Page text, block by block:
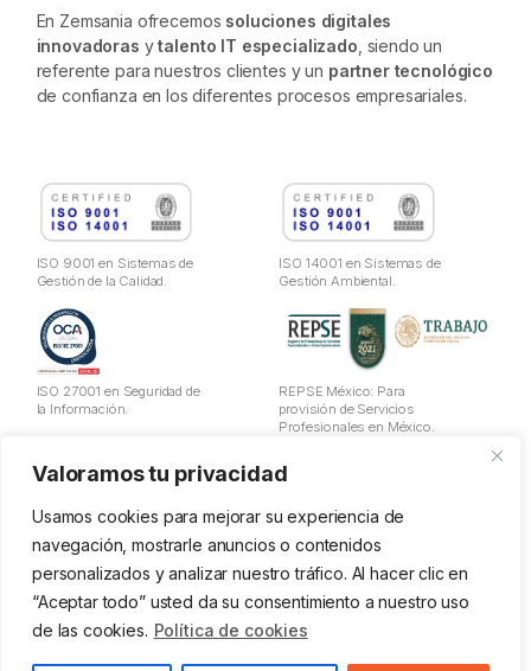
Valoramos tu privacidad
Usamos cookies para mejorar su experiencia de
navegación, mostrarle anuncios o contenidos
personalizados y analizar nuestro tráfico. Al hacer clic en
“Aceptar todo” usted da su consentimiento a nuestro uso
de las cookies. Política de cookies
En Zemsania ofrecemos soluciones digitales
innovadoras ytalento IT especializado , siendo un
referente para nuestros clientes y un partner tecnológico
de confianza en los diferentes procesos empresariales.
ISO 9001 en Sistemas de
Gestión de la Calidad.
ISO 14001 en Sistemas de
Gestión Ambiental.
ISO 27001 en Seguridad de
la Información.
REPSE México: Para
provisión de Servicios
Profesionales en México.
Política de Privacidad
Cookies
Política de la Seguridad de Información
Política Ges. Calidad y Ambiental
Política PRL